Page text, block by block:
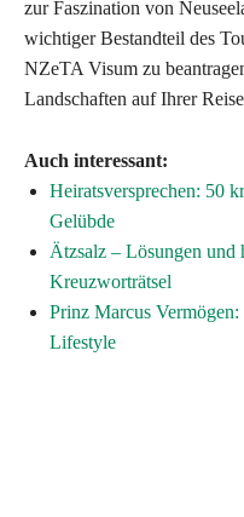
zur Faszination von
wichtiger Bestandteil des
NZeTA Visum zu
Landschaften auf Ihrer
Auch interessant:
Heiratsversprechen: 50
Gelübde
Ätzsalz – Lösungen
Kreuzworträtsel
Prinz Marcus
Lifestyle